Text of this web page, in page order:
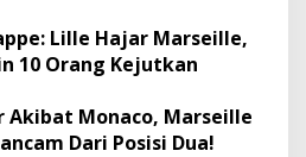
Lille Hajar Marseille,
10 Orang Kejutkan
Akibat Monaco, Marseille
Dari Posisi Dua!